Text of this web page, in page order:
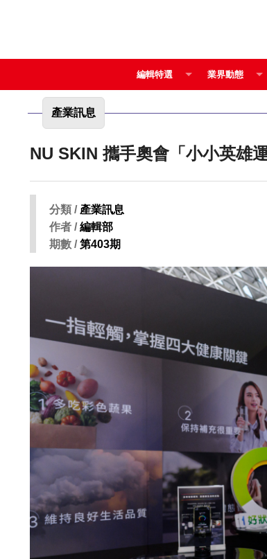
編輯特選 業界動態
產業訊息
分類 / 產業訊息
作者 /編輯部
期數 /第403期